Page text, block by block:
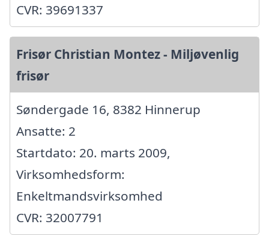
CVR: 39691337
Frisør Christian Montez - Miljøvenlig
frisør
Søndergade 16, 8382 Hinnerup
Ansatte: 2
Startdato: 20. marts 2009,
Virksomhedsform:
Enkeltmandsvirksomhed
CVR: 32007791